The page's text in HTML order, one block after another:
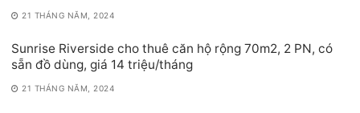
21 THÁNG NĂM, 2024
Sunrise Riverside cho thuê căn hộ rộng 70m2, 2 PN, có
sẵn đồ dùng, giá 14 triệu/tháng
21 THÁNG NĂM, 2024